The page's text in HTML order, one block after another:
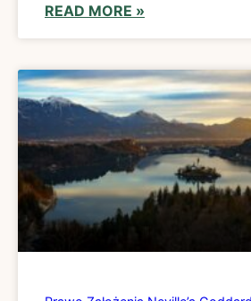
READ MORE »